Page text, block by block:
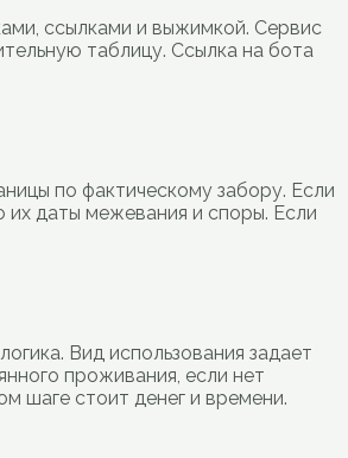
ссылками и выжимкой. Сервис
таблицу. Ссылка на бота
по фактическому забору. Если
их даты межевания и споры. Если
Вид использования задает
проживания, если нет
шаге стоит денег и времени.